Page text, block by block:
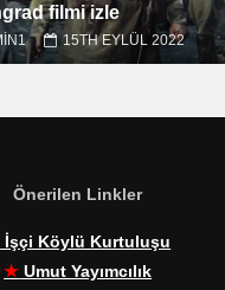
filmi izle
15TH EYLÜL 2022
Önerilen Linkler
İşçi Köylü Kurtuluşu
★ Umut Yayımcılık